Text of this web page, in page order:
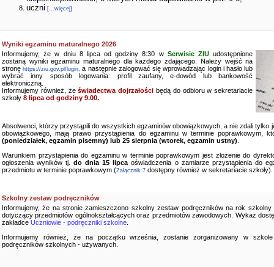
uczni [...więcej]
Wyniki egzaminu maturalnego 2026
Informujemy, że w dniu 8 lipca od godziny 8:30 w Serwisie ZIU udostępnione
zostaną wyniki egzaminu maturalnego dla każdego zdającego. Należy wejść na
stronęhttps://ziu.gov.pl/login, a następnie zalogować się wprowadzając login i hasło lub
wybrać inny sposób logowania: profil zaufany, e-dowód lub bankowość
elektroniczną.
Informujemy również, żeświadectwa dojrzałości będą do odbioru w sekretariacie
szkoły 8 lipca od godziny 9.00.
Absolwenci, którzy przystąpili do wszystkich egzaminów obowiązkowych, a nie zdali tylko
obowiązkowego, mają prawo przystąpienia do egzaminu w terminie poprawkowym,
(poniedziałek, egzamin pisemny) lub 25 sierpnia (wtorek, egzamin ustny)
Warunkiem przystąpienia do egzaminu w terminie poprawkowym jest złożenie do
ogłoszenia wyników tj.do dnia 15 lipca oświadczenia o zamiarze przystąpienia do
przedmiotu w terminie poprawkowym (Załącznik 7 dostępny również w sekretariacie szkoły).
Szkolny zestaw podręczników
Informujemy, że na stronie zamieszczono szkolny zestaw podręczników na rok szkolny
dotyczący przedmiotów ogólnokształcących oraz przedmiotów zawodowych. Wykaz
zakładce Uczniowie - podręczniki szkolne
Informujemy również, że na początku września, zostanie zorganizowany w
podręczników szkolnych - używanych.